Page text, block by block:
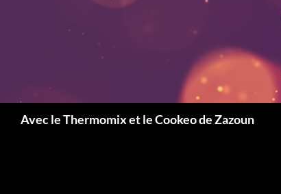
Avec le Thermomix et le Cookeo de Zazoun